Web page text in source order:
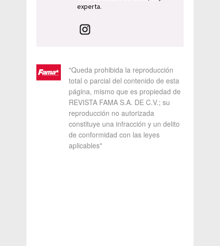
experta.
"Queda prohibida la reproducción
total o parcial del contenido de esta
página, mismo que es propiedad de
REVISTA FAMA S.A. DE C.V.; su
reproducción no autorizada
constituye una infracción y un delito
de conformidad con las leyes
aplicables"